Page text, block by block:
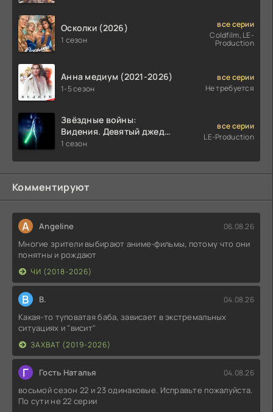
Осколки (2026)
1 сезон
все серии
Coldfilm, LE-
Production
Анна медиум (2021-2026)
1-5 сезон
все серии
Не требуется
Звёздные войны:
Видения. Девятый джедай
(2026)
1 сезон
все серии
LE-Production
Комментируют
A Angeline 06.08.26
Многие зрители выбирают аниме-фильмы, потому что они
понятны и рождают
ЧИ (2018-2026)
В В. 04.08.26
Какая-то туповатая баба, зависает в экстремальных
ситуациях и "висит"
ЗАХВАТ (2019-2026)
Г Гость Наталья 04.08.26
восьмой сезон 22 и 23 одинаковые. Исправьте пожалуйста.
По сути не 22 серии